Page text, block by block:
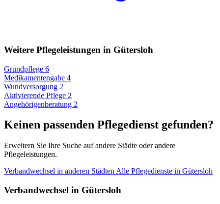
Weitere Pflegeleistungen in Gütersloh
Grundpflege 6
Medikamentengabe 4
Wundversorgung 2
Aktivierende Pflege 2
Angehörigenberatung 2
Keinen passenden Pflegedienst gefunden?
Erweitern Sie Ihre Suche auf andere Städte oder andere
Pflegeleistungen.
Verbandwechsel in anderen Städten Alle Pflegedienste in Gütersloh
Verbandwechsel in Gütersloh